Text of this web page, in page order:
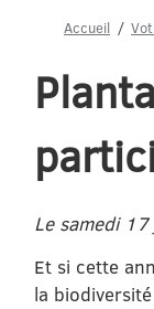
Accueil
Le samedi
Et si cette
la